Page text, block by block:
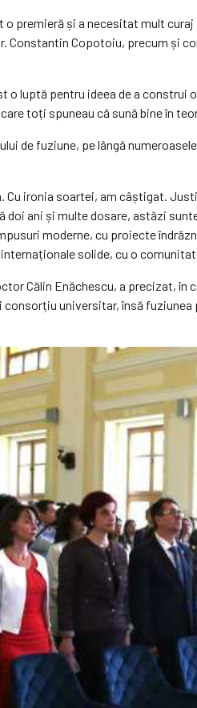
și a necesitat mult curaj
Constantin Copotoiu, precum și
luptă pentru ideea de a
toți spuneau că sună bine în
de fuziune, pe lângă
Cu ironia soartei, am câștigat.
ani și multe dosare, astăzi
moderne, cu proiecte
solide, cu o
Călin Enăchescu, a precizat,
consorțiu universitar, însă